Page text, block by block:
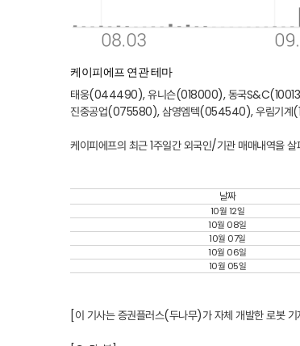
케이피에프 연관 테마
태웅(044490),유니슨(018000),동국
진중공업(075580),삼영엠텍(054540),우림기계
케이피에프의 최근 1주일간 외국인/기관 매매내역을
날짜
10월 12일
10월 08일
10월 07일
10월 06일
10월 05일
[이 기사는 증권플러스(두나무)가 자체 개발한 로봇